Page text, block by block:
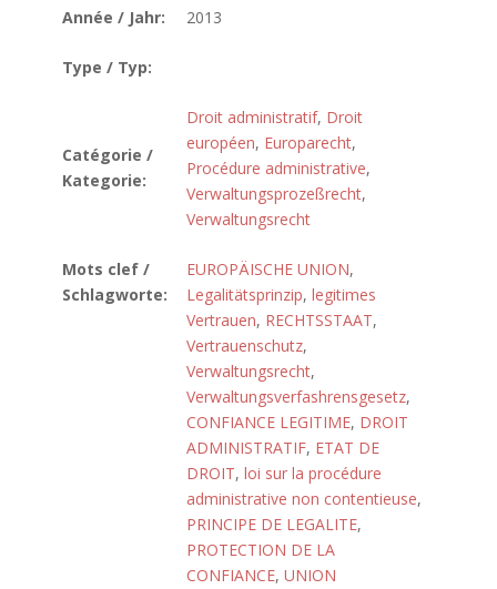
Année / Jahr: 2013
Type / Typ:
Catégorie /
Kategorie:
Droit administratif, Droit
européen, Europarecht,
Procédure administrative,
Verwaltungsprozeßrecht,
Verwaltungsrecht
Mots clef /
Schlagworte:
EUROPÄISCHE UNION,
Legalitätsprinzip, legitimes
Vertrauen, RECHTSSTAAT,
Vertrauenschutz,
Verwaltungsrecht,
Verwaltungsverfashrensgesetz,
CONFIANCE LEGITIME, DROIT
ADMINISTRATIF, ETAT DE
DROIT, loi sur la procédure
administrative non contentieuse,
PRINCIPE DE LEGALITE,
PROTECTION DE LA
CONFIANCE, UNION